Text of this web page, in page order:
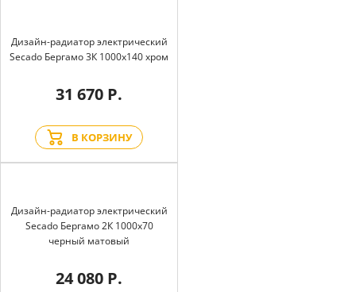
Дизайн-радиатор электрический
Secado Бергамо 3К 1000x140 хром
31 670 Р.
В КОРЗИНУ
Дизайн-радиатор электрический
Secado Бергамо 2К 1000x70
черный матовый
24 080 Р.